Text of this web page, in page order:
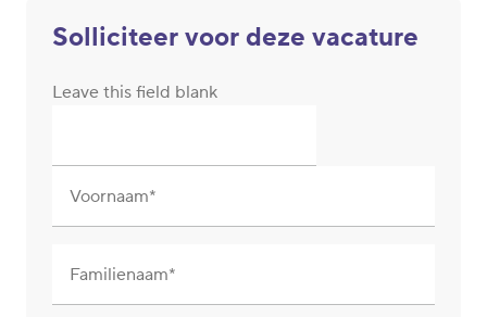
Solliciteer voor deze vacature
Leave this field blank
Voornaam
Familienaam